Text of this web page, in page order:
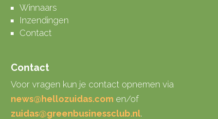
Winnaars
Inzendingen
Contact
Contact
Voor vragen kun je contact opnemen via
news@hellozuidas.com en/of
zuidas@greenbusinessclub.nl.